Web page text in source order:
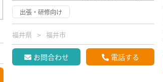
出張・研修向け
福井県 福井市
お問合わせ 電話する